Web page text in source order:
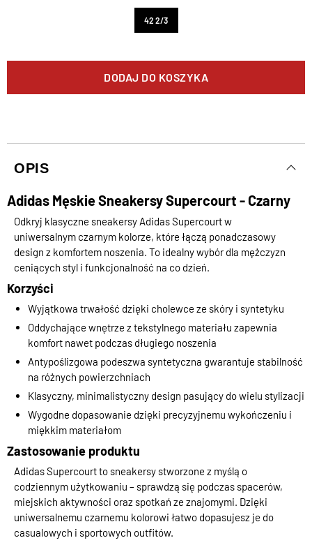
42 2/3
DODAJ DO KOSZYKA
OPIS
Adidas Męskie Sneakersy Supercourt - Czarny
Odkryj klasyczne sneakersy Adidas Supercourt w
uniwersalnym czarnym kolorze, które łączą ponadczasowy
design z komfortem noszenia. To idealny wybór dla mężczyzn
ceniących styl i funkcjonalność na co dzień.
Korzyści
Wyjątkowa trwałość dzięki cholewce ze skóry i syntetyku
Oddychające wnętrze z tekstylnego materiału zapewnia
komfort nawet podczas długiego noszenia
Antypoślizgowa podeszwa syntetyczna gwarantuje stabilność
na różnych powierzchniach
Klasyczny, minimalistyczny design pasujący do wielu stylizacji
Wygodne dopasowanie dzięki precyzyjnemu wykończeniu i
miękkim materiałom
Zastosowanie produktu
Adidas Supercourt to sneakersy stworzone z myślą o
codziennym użytkowaniu – sprawdzą się podczas spacerów,
miejskich aktywności oraz spotkań ze znajomymi. Dzięki
uniwersalnemu czarnemu kolorowi łatwo dopasujesz je do
casualowych i sportowych outfitów.